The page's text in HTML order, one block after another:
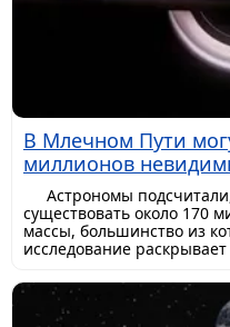
В Млечном Пути
миллионов
Астрономы
существовать около 170
массы, большинство из
исследование